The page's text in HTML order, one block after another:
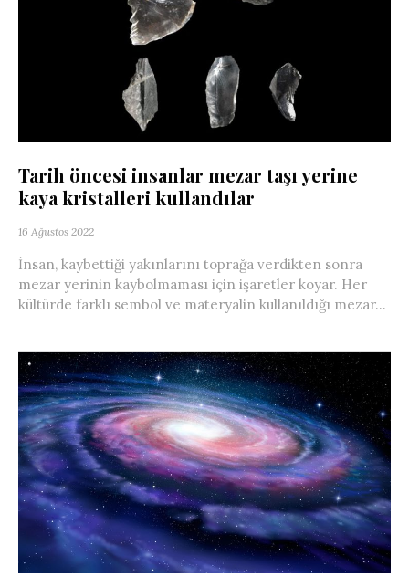
Tarih öncesi insanlar mezar taşı yerine
kaya kristalleri kullandılar
16 Ağustos 2022
İnsan, kaybettiği yakınlarını toprağa verdikten sonra
mezar yerinin kaybolmaması için işaretler koyar. Her
kültürde farklı sembol ve materyalin kullanıldığı mezar...